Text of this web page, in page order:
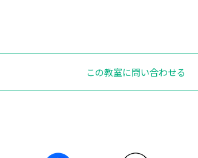
この教室に問い合わせる